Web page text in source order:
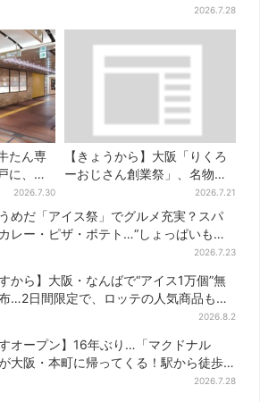
2026.7.28
たん専
に、
空2026.7.30
【きょうから】大阪「りくろ
ーおじさん創業祭」、名物
の“和菓子”を梅田で販売 6日
間限定でお得に
2026.7.21
めだ「アイス祭」でグルメ充実？スパ
レー・ピザ・ポテト…“しょっぱいもの
2026.7.23
すから】大阪・なんばで“アイス1万個”無
…2日間限定で、ロッテの人気商品もら
2026.8.2
すオープン】16年ぶり…「マクドナル
大阪・本町に帰ってくる！駅から徒歩1
2026.7.28